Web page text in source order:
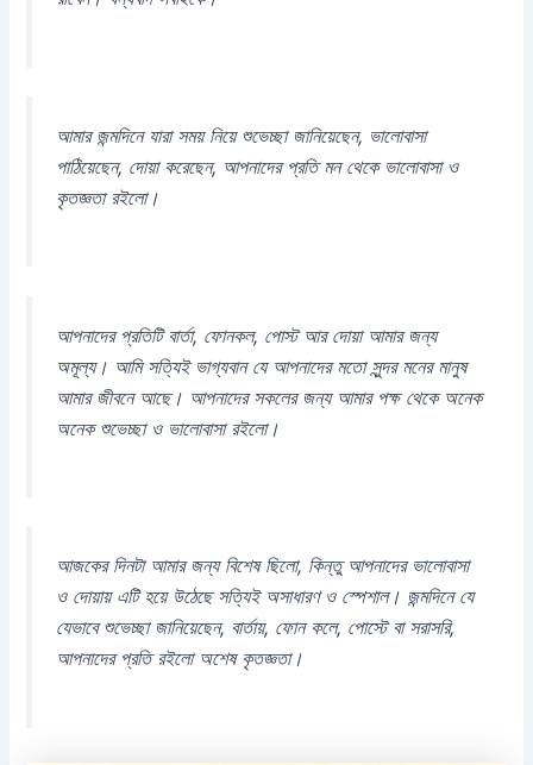
আমার জন্মদিনে যারা সময় নিয়ে শুভেচ্ছা জানিয়েছেন, ভালোবাসা
পাঠিয়েছেন, দোয়া করেছেন, আপনাদের প্রতি মন থেকে ভালোবাসা ও
কৃতজ্ঞতা রইলো।
আপনাদের প্রতিটি বার্তা, ফোনকল, পোস্ট আর দোয়া আমার জন্য
অমূল্য। আমি সত্যিই ভাগ্যবান যে আপনাদের মতো সুন্দর মনের মানুষ
আমার জীবনে আছে। আপনাদের সকলের জন্য আমার পক্ষ থেকে অনেক
অনেক শুভেচ্ছা ও ভালোবাসা রইলো।
আজকের দিনটা আমার জন্য বিশেষ ছিলো, কিন্তু আপনাদের ভালোবাসা
ও দোয়ায় এটি হয়ে উঠেছে সত্যিই অসাধারণ ও স্পেশাল। জন্মদিনে যে
যেভাবে শুভেচ্ছা জানিয়েছেন, বার্তায়, ফোন কলে, পোস্টে বা সরাসরি,
আপনাদের প্রতি রইলো অশেষ কৃতজ্ঞতা।